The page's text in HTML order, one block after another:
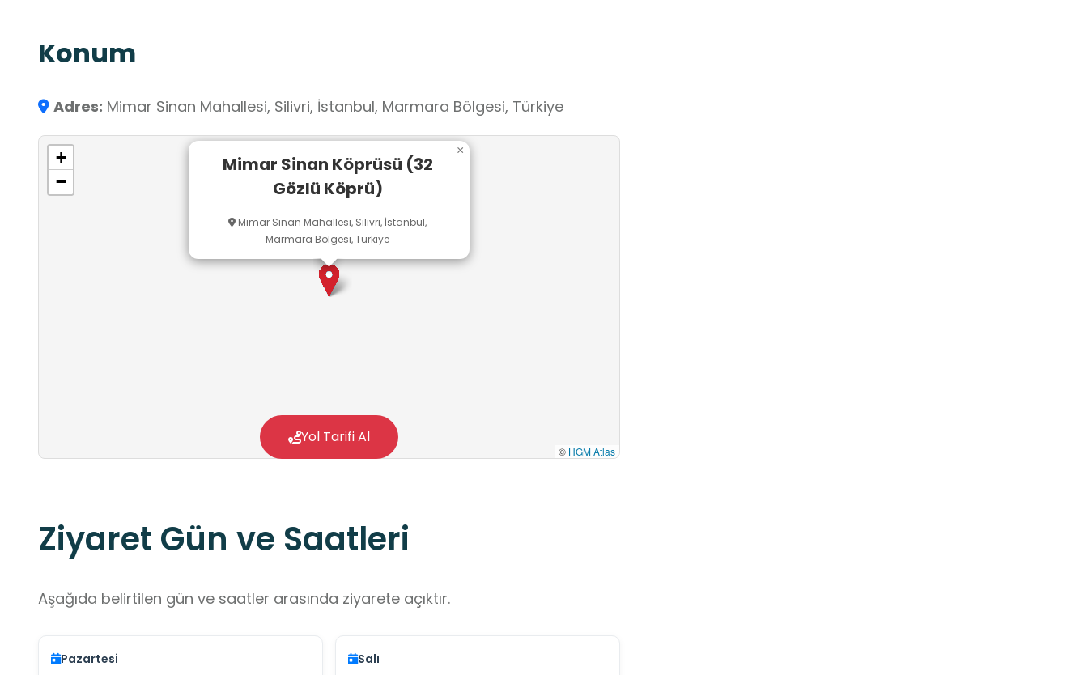
Konum
Adres: Mimar Sinan Mahallesi, Silivri, İstanbul, Marmara Bölgesi, Türkiye
Mimar Sinan Köprüsü (32
Gözlü Köprü)
Mimar Sinan Mahallesi, Silivri, İstanbul,
Marmara Bölgesi, Türkiye
×
+
−
© HGM Atlas
Yol Tarifi Al
Ziyaret Gün ve Saatleri
Aşağıda belirtilen gün ve saatler arasında ziyarete açıktır.
Pazartesi Salı